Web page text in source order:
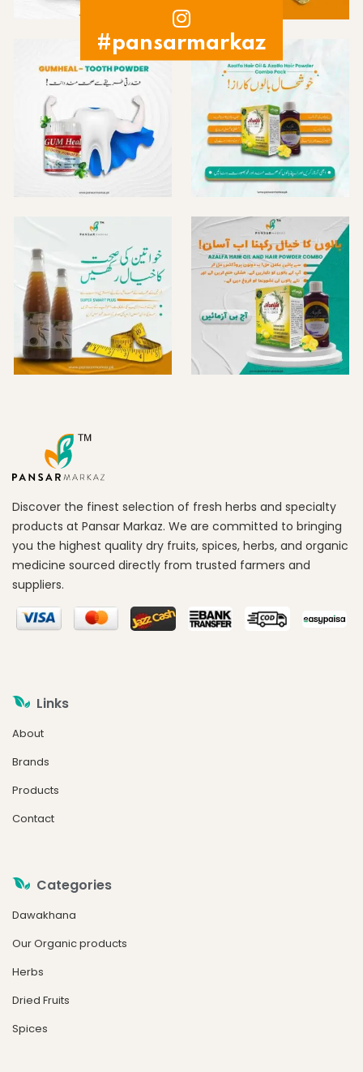
#pansarmarkaz
Discover the finest selection of fresh herbs and specialty
products at Pansar Markaz. We are committed to bringing
you the highest quality dry fruits, spices, herbs, and organic
medicine sourced directly from trusted farmers and
suppliers.
Links
About
Brands
Products
Contact
Categories
Dawakhana
Our Organic products
Herbs
Dried Fruits
Spices